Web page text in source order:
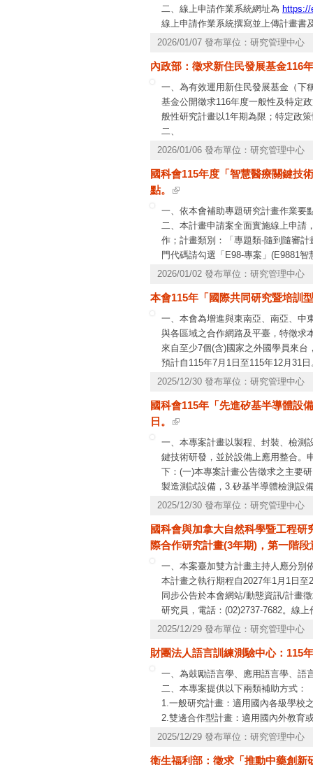
二、線上申請作業系統網址為 https://
線上申請作業系統撰寫並上傳計畫書
另請於115年4月13日(星期一)下午4
三、申請截止期限後，已取消補正作
四、申請之計畫有涉及人體研究、
請(屬第三級以上感染性生物材料者
之研究，亦請計畫主持人務必留意規
2026/01/07 發布單位：研究管理中心
內政部：徵求新住民發展基金116
一、為有效運用新住民發展基金（下
基金公開徵求116年度一般性及特定
般性研究計畫以1年期為限；特定政
二、
(一)、第1階段：
及中央警察大學，徵求一般性及特定
2.函請相關部會提供書面意見：彙整
請相關部會依業管所涉主題提供評估
3.召開跨部會研商會議及專案會議
請相關部會、專家學者及本基金管
劃參考。
4.提報本基金管理會核定研究主題
(二)、第2階段：
2026/01/06 發布單位：研究管理中心
國科會115年度「智慧醫療關鍵技
點。
一、依本會補助專題研究計畫作業要
二、本計畫申請案全面實施線上申請
作；計畫類別：「專題類-隨到隨審
門代碼請勾選「E98-專案」(E9881
院」、「E988103 AI軟體輔助及數
徵求說明會資訊亦將公布於工程處網
2026/01/02 發布單位：研究管理中心
本會115年「國際共同研究暨培訓
一、本會為增進與東南亞、南亞、中
與各區域之合作網路及平臺，特徵求
來自至少7個(含)國家之外國學員來
預計自115年7月1日至115年12月31
助事項、補助經費項目、申請方式及
題，請洽本會資訊系統服務專線，電
2025/12/30 發布單位：研究管理中心
國科會115年「先進矽基半導體設
日。
一、本專案計畫以製程、封裝、檢測
鍵技術研發，並於設備上應用整合。
下：(一)本專案計畫公告徵求之主要
製造測試設備，3.矽基半導體檢測設
相關領域)組成研究團隊。(三)產學、
必至本會網站（ https://
畫類別請選擇「一般策略專案計畫」
半導體設備關鍵技術研發」。申請
人以申請一件本專案計畫為限。
2025/12/30 發布單位：研究管理中心
國科會與加拿大自然科學暨工程
際合作研究計畫(3年期)，第一階
一、本案臺加雙方計畫主持人應分別
本計畫之執行期程自2027年1月1日
同步公告於本會網站/動態資訊/計畫
研究員，電話：(02)2737-7682。線
7591、7592。
2025/12/29 發布單位：研究管理中心
財團法人語言訓練測驗中心：115
一、為鼓勵語言學、應用語言學、語
二、本專案提供以下兩類補助方式：
1.一般研究計畫：適用國內各級學校
2.雙邊合作型計畫：適用國內外教育
共同合作研究。
四、即日起接受申請，申請截止日期
2025/12/29 發布單位：研究管理中心
衛生福利部：徵求「推動中藥創新